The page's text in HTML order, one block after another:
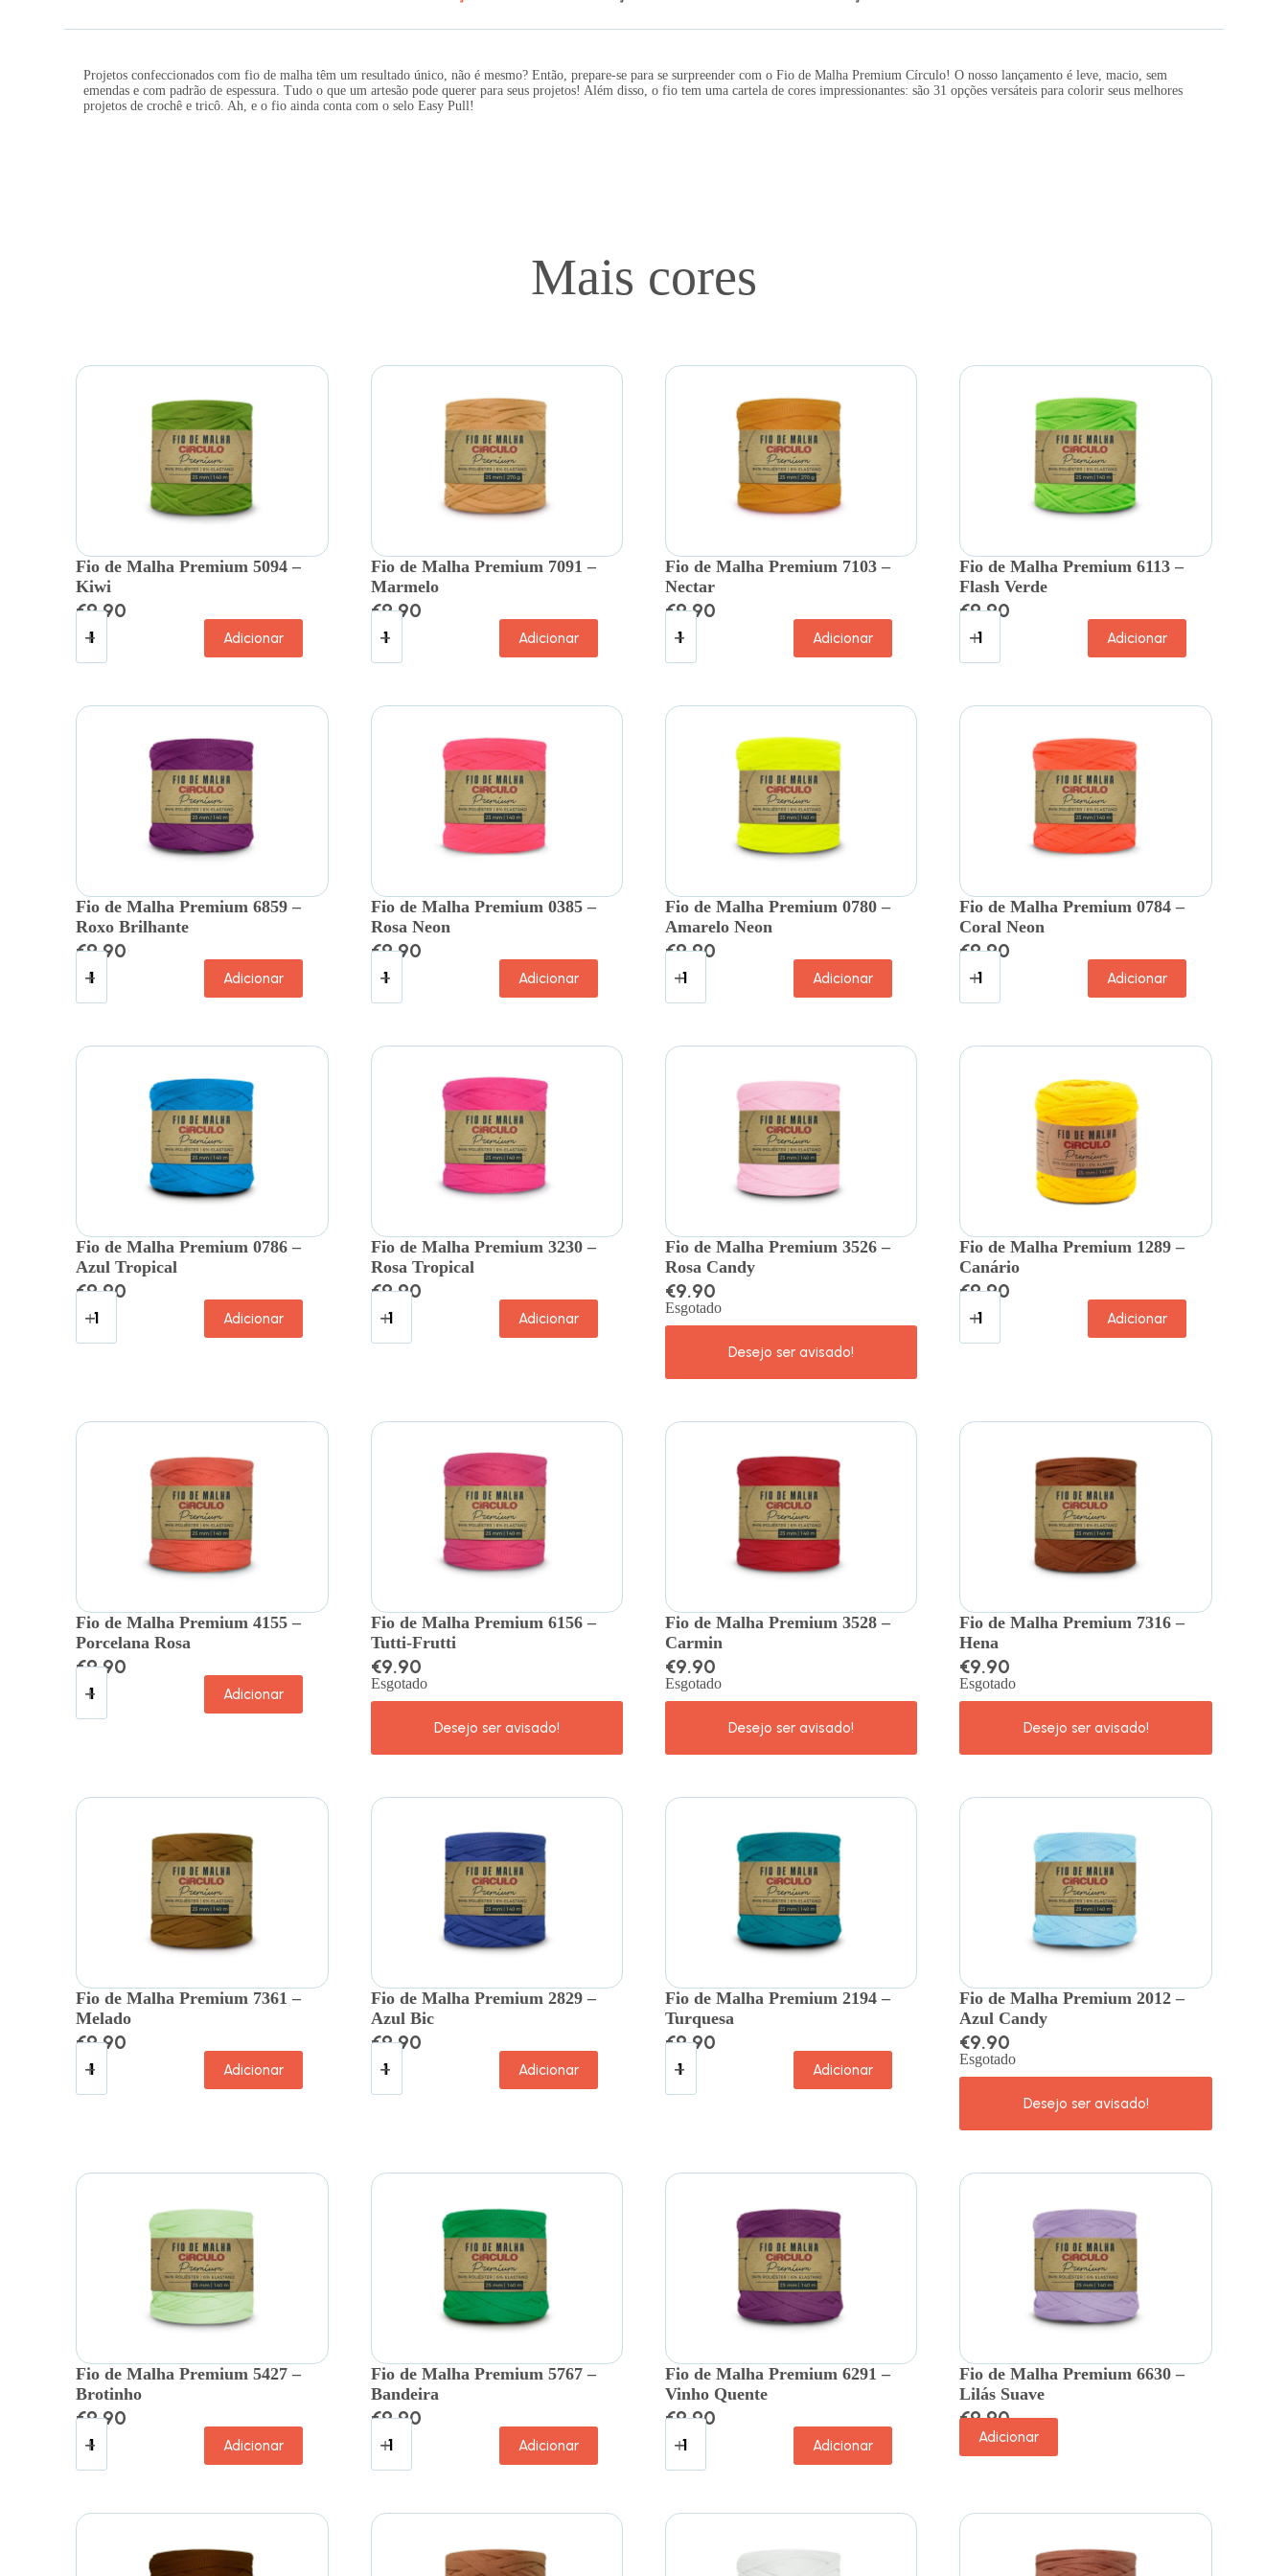
Projetos confeccionados com fio de malha têm um resultado único, não é mesmo? Então, prepare-se para se surpreender com o Fio de Malha Premium Círculo! O nosso lançamento é leve, macio, sem
emendas e com padrão de espessura. Tudo o que um artesão pode querer para seus projetos! Além disso, o fio tem uma cartela de cores impressionantes: são 31 opções versáteis para colorir seus melhores
projetos de crochê e tricô. Ah, e o fio ainda conta com o selo Easy Pull!
Mais cores
Fio de Malha Premium 5094 –
Kiwi
€9.90
Adicionar
Fio de Malha Premium 7091 –
Marmelo
€9.90
Adicionar
Fio de Malha Premium 7103 –
Nectar
€9.90
Adicionar
Fio de Malha Premium 6113 –
Flash Verde
€9.90
Adicionar
Fio de Malha Premium 6859 –
Roxo Brilhante
€9.90
Adicionar
Fio de Malha Premium 0385 –
Rosa Neon
€9.90
Adicionar
Fio de Malha Premium 0780 –
Amarelo Neon
€9.90
Adicionar
Fio de Malha Premium 0784 –
Coral Neon
€9.90
Adicionar
Fio de Malha Premium 0786 –
Azul Tropical
€9.90
Adicionar
Fio de Malha Premium 3230 –
Rosa Tropical
€9.90
Adicionar
Fio de Malha Premium 3526 –
Rosa Candy
€9.90
Esgotado
Fio de Malha Premium 1289 –
Canário
€9.90
Adicionar
Fio de Malha Premium 4155 –
Porcelana Rosa
€9.90
Adicionar
Fio de Malha Premium 6156 –
Tutti-Frutti
€9.90
Esgotado
Fio de Malha Premium 3528 –
Carmin
€9.90
Esgotado
Fio de Malha Premium 7316 –
Hena
€9.90
Esgotado
Fio de Malha Premium 7361 –
Melado
€9.90
Adicionar
Fio de Malha Premium 2829 –
Azul Bic
€9.90
Adicionar
Fio de Malha Premium 2194 –
Turquesa
€9.90
Adicionar
Fio de Malha Premium 2012 –
Azul Candy
€9.90
Esgotado
Fio de Malha Premium 5427 –
Brotinho
€9.90
Adicionar
Fio de Malha Premium 5767 –
Bandeira
€9.90
Adicionar
Fio de Malha Premium 6291 –
Vinho Quente
€9.90
Adicionar
Fio de Malha Premium 6630 –
Lilás Suave
€9.90
Adicionar